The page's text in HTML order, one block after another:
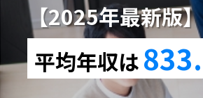
【2025年最新版
平均年収は